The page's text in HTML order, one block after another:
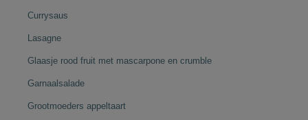
Currysaus
Lasagne
Glaasje rood fruit met mascarpone en crumble
Garnaalsalade
Grootmoeders appeltaart